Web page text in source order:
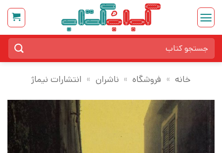
Skip
content
برای:
خانه » فروشگاه » ناشران » انتشارات نیماژ